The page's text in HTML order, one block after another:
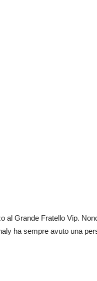
al Grande Fratello Vip.
ha sempre avuto una